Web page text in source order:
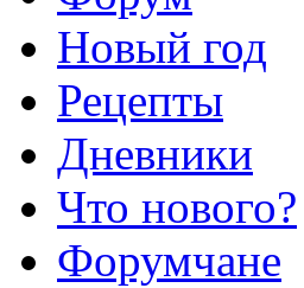
Новый год
Рецепты
Дневники
Что нового?
Форумчане